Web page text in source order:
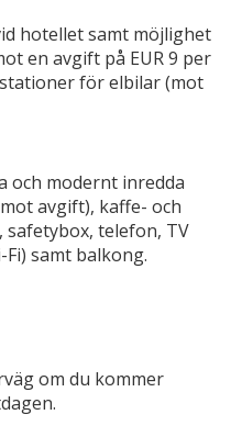
hotellet samt möjlighet
en avgift på EUR 9 per
för elbilar (mot
och modernt inredda
avgift), kaffe- och
telefon, TV
samt balkong.
om du kommer